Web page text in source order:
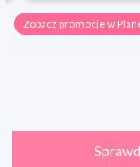
Zobacz promocje w